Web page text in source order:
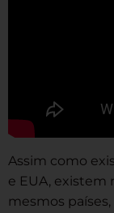
Assim como
e EUA, existem
mesmos